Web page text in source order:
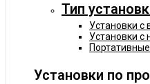
Тип
Установки с
Установки с
Установки по